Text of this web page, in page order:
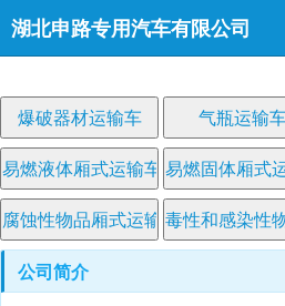
湖北申路专用汽车有限公司
爆破器材运输车 气瓶运输
易燃液体厢式运输车 易燃固体厢式
腐蚀性物品厢式运输车毒性和感染性
公司简介